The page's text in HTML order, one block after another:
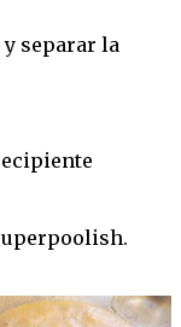
separar la